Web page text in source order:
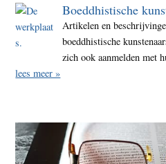
Boeddhistische
Artikelen en
boeddhistische
zich ook aanmelden met
lees meer »